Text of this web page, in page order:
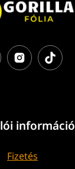
információ
Fizetés